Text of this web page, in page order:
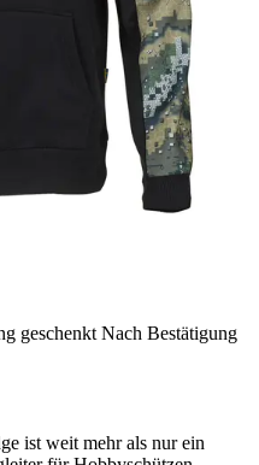
geschenkt Nach Bestätigung
ist weit mehr als nur ein